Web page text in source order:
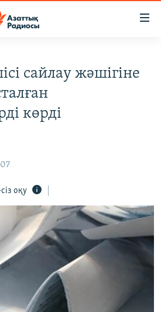
сайлау жәшігіне
көрді
оқу